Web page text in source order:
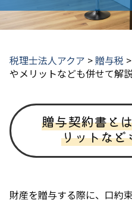
税理士法人アクア > 贈与税 >
やメリットなども併せて解
贈与契約書と
リットなど
財産を贈与する際に、口約